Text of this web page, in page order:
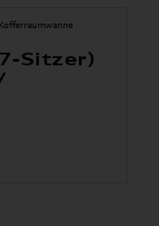
Sitzer)